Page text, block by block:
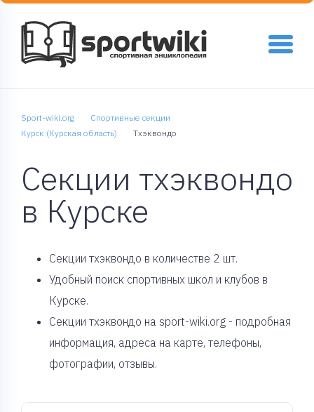
Sport-wiki.org
Спортивные секции
Курск (Курская область)
Тхэквондо
Секции тхэквондо
в Курске
Cекции тхэквондо в количестве 2 шт.
Удобный поиск спортивных школ и клубов в
Курске.
Секции тхэквондо на sport-wiki.org - подробная
информация, адреса на карте, телефоны,
фотографии, отзывы.